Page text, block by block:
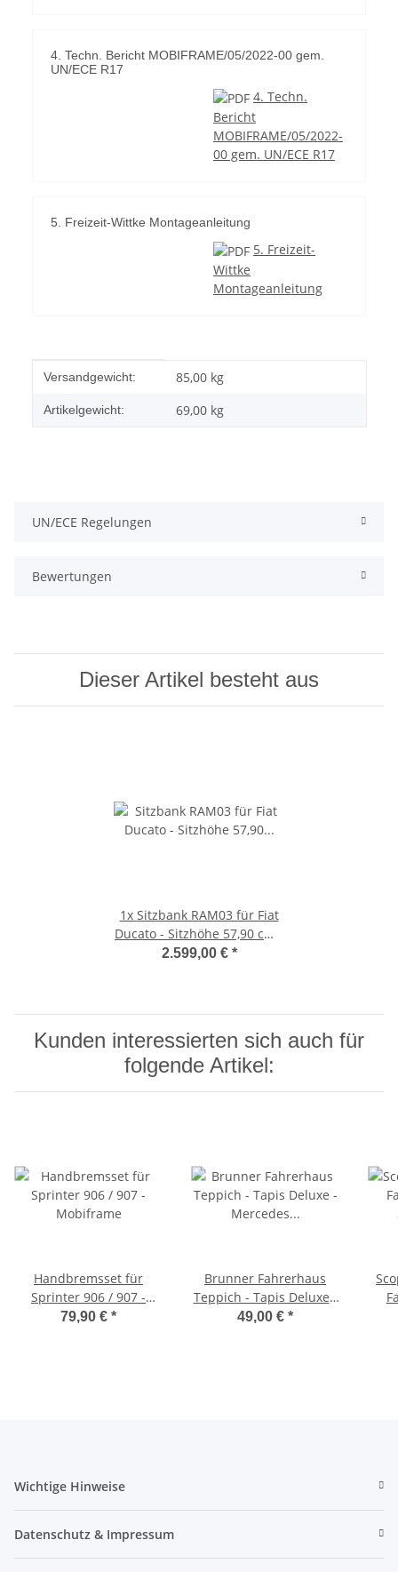
4. Techn. Bericht MOBIFRAME/05/2022-00 gem.
UN/ECE R17
4. Techn.
Bericht
MOBIFRAME/05/2022-
00 gem. UN/ECE R17
5. Freizeit-Wittke Montageanleitung
5. Freizeit-
Wittke
Montageanleitung
Produkteigenschaft
Wert
Versandgewicht: 85,00 kg
Artikelgewicht: 69,00 kg
UN/ECE Regelungen
Bewertungen
Dieser Artikel besteht aus
1x Sitzbank RAM03 für Fiat
Ducato - Sitzhöhe 57,90 cm -
2 komfortable Einzelsitze
2.599,00 € *
Kunden interessierten sich auch für
folgende Artikel:
Handbremsset für
Sprinter 906 / 907 -
Mobiframe
79,90 € *
Brunner Fahrerhaus
Teppich - Tapis Deluxe -
Mercedes Sprinter ab 06
49,00 € *
Wichtige Hinweise
Datenschutz & Impressum